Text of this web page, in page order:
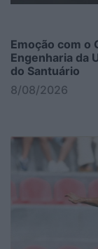
Emoção com o
Engenharia da
do Santuário
8/08/2026